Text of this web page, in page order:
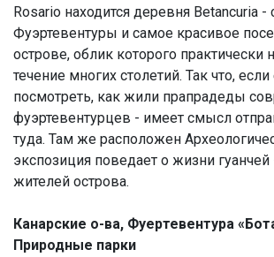
Rosario находится деревня Betancuria -
Фуэртевентуры и самое красивое
острове, облик которого практически
течение многих столетий. Так что,
посмотреть, как жили прапрадеды
фуэртевентурцев - имеет смысл
туда. Там же расположен
экспозиция поведает о жизни
жителей острова.
Канарские о-ва, Фуертевентура
Природные парки